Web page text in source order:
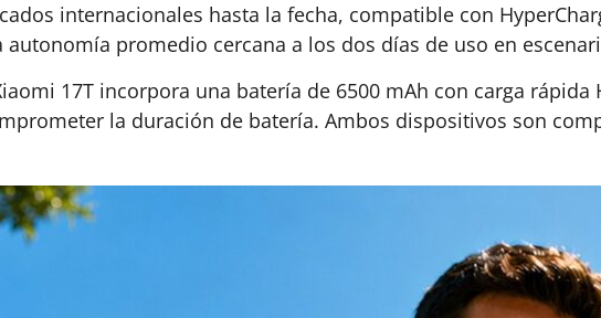
internacionales hasta la fecha, compatible con
promedio cercana a los dos días de uso en
17T incorpora una batería de 6500 mAh con carga
la duración de batería. Ambos dispositivos son